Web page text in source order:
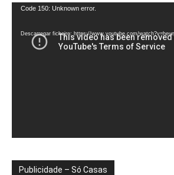
Reprodutor
vídeo
Code 150: Unknown error.
Descarregar ficheiro: https://www.youtube.com/
Publicidade – Só Casas